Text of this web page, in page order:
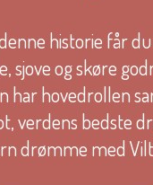
historie får
sjove og skøre
har hovedrollen
verdens bedste
drømme med